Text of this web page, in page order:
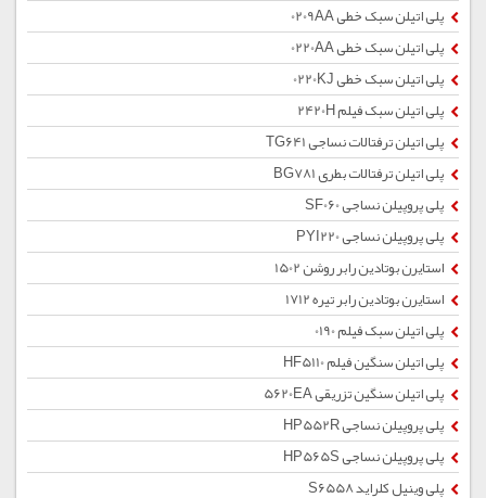
پلی اتیلن سبک خطی 0209AA
پلی اتیلن سبک خطی 0220AA
پلی اتیلن سبک خطی 0220KJ
پلی اتیلن سبک فیلم 2420H
پلی اتیلن ترفتالات نساجی TG641
پلی اتیلن ترفتالات بطری BG781
پلی پروپیلن نساجی SF060
پلی پروپیلن نساجی PYI220
استایرن بوتادین رابر روشن 1502
استایرن بوتادین رابر تیره 1712
پلی اتیلن سبک فیلم 0190
پلی اتیلن سنگین فیلم HF5110
پلی اتیلن سنگین تزریقی 5620EA
پلی پروپیلن نساجی HP552R
پلی پروپیلن نساجی HP565S
پلی وینیل کلراید S6558